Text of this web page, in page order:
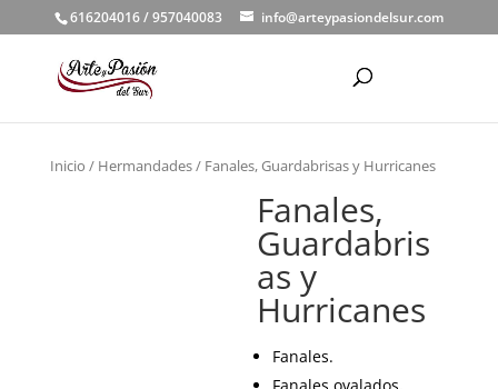
616204016 / 957040083 info@arteypasiondelsur.com
Inicio / Hermandades/ Fanales, Guardabrisas y Hurricanes
Fanales,
Guardabris
as y
Hurricanes
Fanales.